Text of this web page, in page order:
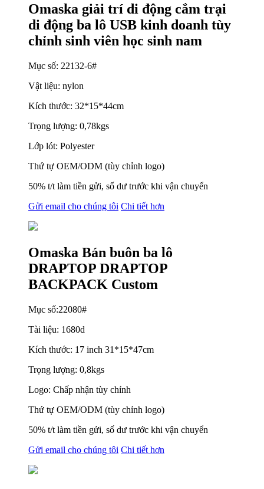
Omaska ​​giải trí di động cắm trại
di động ba lô USB kinh doanh tùy
chỉnh sinh viên học sinh nam
Mục số: 22132-6#
Vật liệu: nylon
Kích thước: 32*15*44cm
Trọng lượng: 0,78kgs
Lớp lót: Polyester
Thứ tự OEM/ODM (tùy chỉnh logo)
50% t/t làm tiền gửi, số dư trước khi vận chuyển
Gửi email cho chúng tôi Chi tiết hơn
Omaska ​​Bán buôn ba lô
DRAPTOP DRAPTOP
BACKPACK Custom
Mục số:22080#
Tài liệu: 1680d
Kích thước: 17 inch 31*15*47cm
Trọng lượng: 0,8kgs
Logo: Chấp nhận tùy chỉnh
Thứ tự OEM/ODM (tùy chỉnh logo)
50% t/t làm tiền gửi, số dư trước khi vận chuyển
Gửi email cho chúng tôi Chi tiết hơn